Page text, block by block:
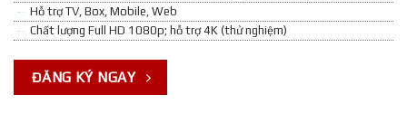
Hỗ trợ TV, Box, Mobile, Web
Chất lượng Full HD 1080p; hỗ trợ 4K (thử nghiệm)
ĐĂNG KÝ NGAY